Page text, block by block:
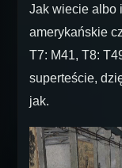
Jak wiecie albo
amerykańskie
T7: M41, T8:
superteście,
jak.